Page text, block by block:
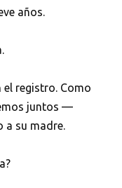
años.
registro. Como
juntos —
a su madre.